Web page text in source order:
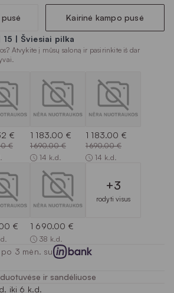
Kairinė kampo pusė
15 | Šviesiai pilka
Atvykite į mūsų saloną ir pasirinkite iš dar
€
€
1 183.00 €
1 690.00 €
14 k.d.
1 183.00 €
1 690.00 €
14 k.d.
€ 1 690.00 €
38 k.d.
+3
rodyti visus
3 mėn. su
ir sandėliuose
iki 6 k.d.